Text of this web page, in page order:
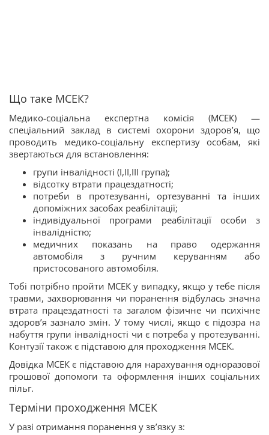
Що таке МСЕК?
Медико-соціальна експертна комісія (МСЕК) —
спеціальний заклад в системі охорони здоров’я, що
проводить медико-соціальну експертизу особам, які
звертаються для встановлення:
групи інвалідності (І,ІІ,ІІІ група);
відсотку втрати працездатності;
потреби в протезуванні, ортезуванні та інших
допоміжних засобах реабілітації;
індивідуальної програми реабілітації особи з
інвалідністю;
медичних показань на право одержання
автомобіля з ручним керуванням або
пристосованого автомобіля.
Тобі потрібно пройти МСЕК у випадку, якщо у тебе після
травми, захворювання чи поранення відбулась значна
втрата працездатності та загалом фізичне чи психічне
здоров’я зазнало змін. У тому числі, якщо є підозра на
набуття групи інвалідності чи є потреба у протезуванні.
Контузії також є підставою для проходження МСЕК.
Довідка МСЕК є підставою для нарахування одноразової
грошової допомоги та оформлення інших соціальних
пільг.
Терміни проходження МСЕК
У разі отримання поранення у зв’язку з: